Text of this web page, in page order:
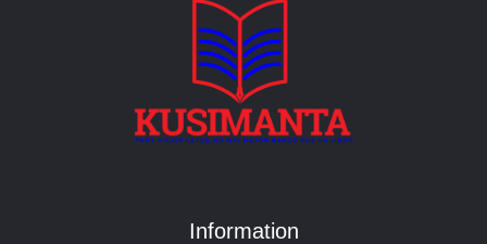
Information